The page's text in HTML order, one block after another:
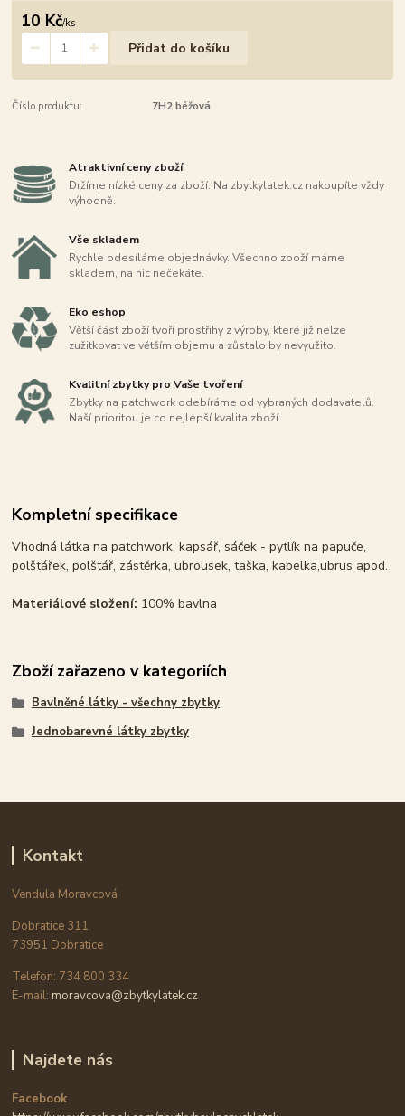
10 Kč/ks
Přidat do košíku
Číslo produktu: 7H2 béžová
Atraktivní ceny zboží
Držíme nízké ceny za zboží. Na zbytkylatek.cz nakoupíte vždy
výhodně.
Vše skladem
Rychle odesíláme objednávky. Všechno zboží máme
skladem, na nic nečekáte.
Eko eshop
Větší část zboží tvoří prostřihy z výroby, které již nelze
zužitkovat ve větším objemu a zůstalo by nevyužito.
Kvalitní zbytky pro Vaše tvoření
Zbytky na patchwork odebíráme od vybraných dodavatelů.
Naší prioritou je co nejlepší kvalita zboží.
Kompletní specifikace
Vhodná látka na patchwork, kapsář, sáček - pytlík na papuče,
polštářek, polštář, zástěrka, ubrousek, taška, kabelka,ubrus apod.
Materiálové složení: 100% bavlna
Zboží zařazeno v kategoriích
Bavlněné látky - všechny zbytky
Jednobarevné látky zbytky
Kontakt
Vendula Moravcová
Dobratice 311
73951 Dobratice
Telefon: 734 800 334
E-mail: moravcova@zbytkylatek.cz
Najdete nás
Facebook